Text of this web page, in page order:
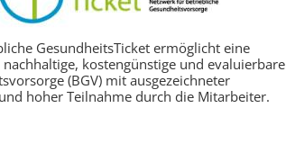
GesundheitsTicket ermöglicht eine
kostengünstige und evaluierbare
(BGV) mit ausgezeichneter
hoher Teilnahme durch die Mitarbeiter.